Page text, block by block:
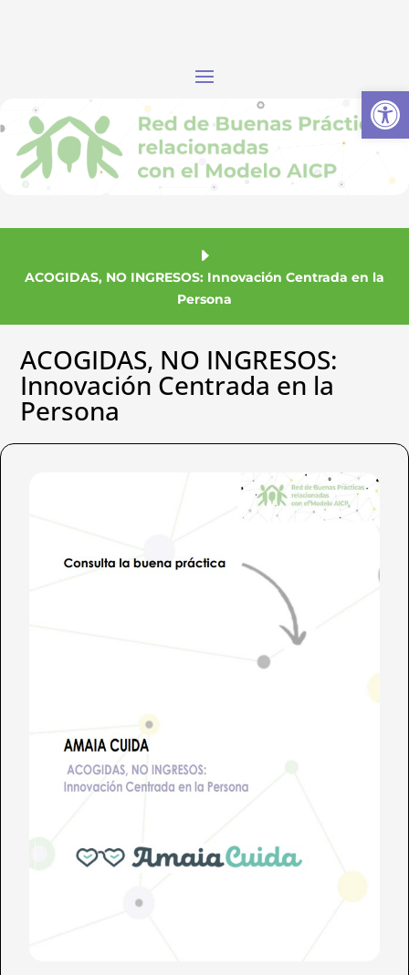
ACOGIDAS, NO INGRESOS: Innovación Centrada en la
Persona
ACOGIDAS, NO INGRESOS:
Innovación Centrada en la
Persona